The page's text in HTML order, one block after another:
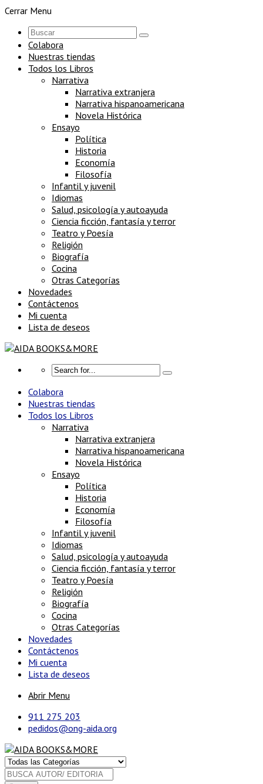
Cerrar Menu
Colabora
Nuestras tiendas
Todos los Libros
Narrativa
Narrativa extranjera
Narrativa hispanoamericana
Novela Histórica
Ensayo
Política
Historia
Economía
Filosofía
Infantil y juvenil
Idiomas
Salud, psicología y autoayuda
Ciencia ficción, fantasía y terror
Teatro y Poesía
Religión
Biografía
Cocina
Otras Categorías
Novedades
Contáctenos
Mi cuenta
Lista de deseos
Colabora
Nuestras tiendas
Todos los Libros
Narrativa
Narrativa extranjera
Narrativa hispanoamericana
Novela Histórica
Ensayo
Política
Historia
Economía
Filosofía
Infantil y juvenil
Idiomas
Salud, psicología y autoayuda
Ciencia ficción, fantasía y terror
Teatro y Poesía
Religión
Biografía
Cocina
Otras Categorías
Novedades
Contáctenos
Mi cuenta
Lista de deseos
Abrir Menu
911 275 203
pedidos@ong-aida.org
Buscar